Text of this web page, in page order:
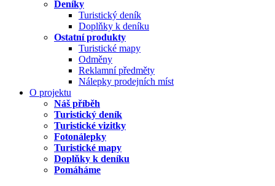
Deníky
Turistický deník
Doplňky k deníku
Ostatní produkty
Turistické mapy
Odměny
Reklamní předměty
Nálepky prodejních míst
O projektu
Náš příběh
Turistický deník
Turistické vizitky
Fotonálepky
Turistické mapy
Doplňky k deníku
Pomáháme